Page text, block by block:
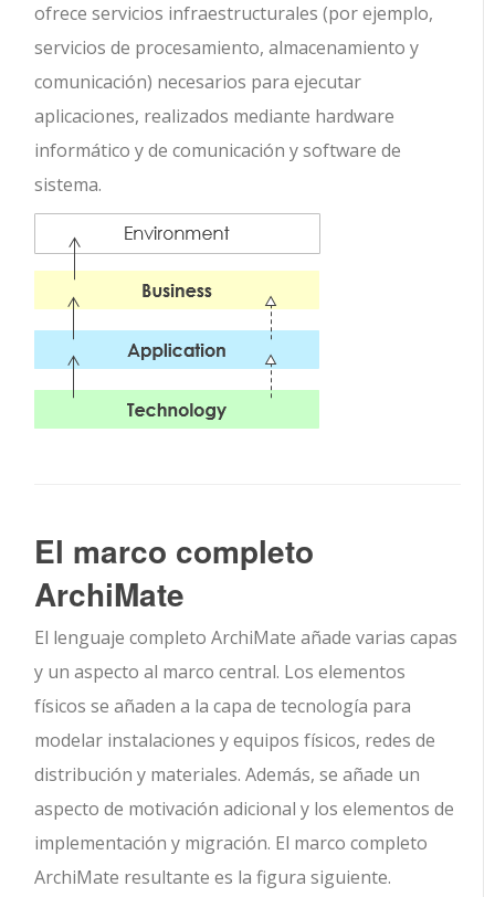
ofrece servicios infraestructurales (por ejemplo,
servicios de procesamiento, almacenamiento y
comunicación) necesarios para ejecutar
aplicaciones, realizados mediante hardware
informático y de comunicación y software de
sistema.
El marco completo
ArchiMate
El lenguaje completo ArchiMate añade varias capas
y un aspecto al marco central. Los elementos
físicos se añaden a la capa de tecnología para
modelar instalaciones y equipos físicos, redes de
distribución y materiales. Además, se añade un
aspecto de motivación adicional y los elementos de
implementación y migración. El marco completo
ArchiMate resultante es la figura siguiente.